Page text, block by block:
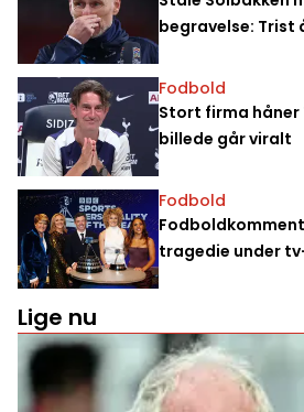
begravelse: Trist
Fodbold
Stort firma håner
billede går viralt
Fodbold
tragedie under
Lige nu